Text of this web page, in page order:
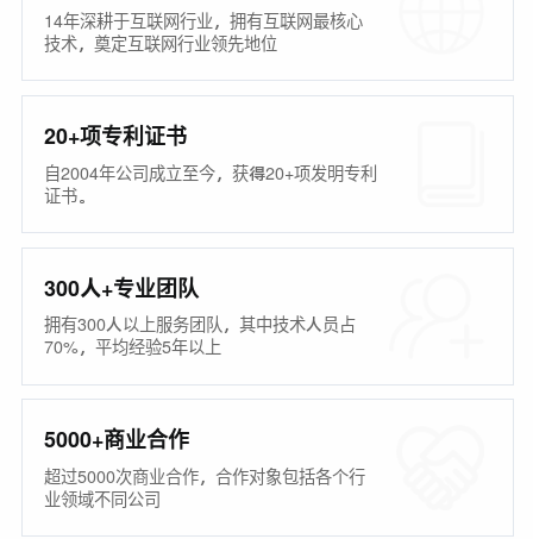
14年深耕于互联网行业，拥有互联网最核心
技术，奠定互联网行业领先地位
20+项专利证书
自2004年公司成立至今，获得20+项发明专利
证书。
300人+专业团队
拥有300人以上服务团队，其中技术人员占
70%，平均经验5年以上
5000+商业合作
超过5000次商业合作，合作对象包括各个行
业领域不同公司